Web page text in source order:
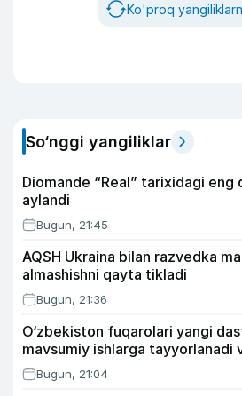
Ko'proq
So‘nggi yangiliklar
Diomande “Real” tarixidagi
aylandi
Bugun, 21:45
AQSH Ukraina bilan razvedka
almashishni qayta tikladi
Bugun, 21:36
O‘zbekiston fuqarolari yangi
mavsumiy ishlarga tayyorlanadi
Bugun, 21:04